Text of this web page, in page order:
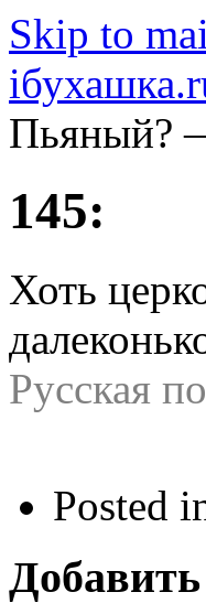
Skip to
Пьяный?
145:
Хоть
Русская
Posted